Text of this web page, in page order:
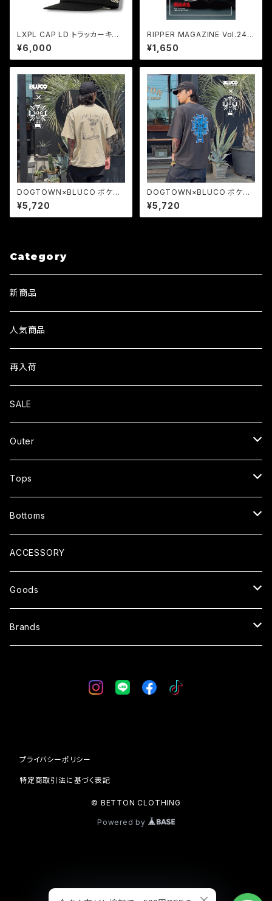
LXPL CAP LD トラッカーキャッ
プ メッシュキャップ アメカジ
¥6,000
RIPPER MAGAZINE Vol.24
リッパーマガジン24号
¥1,650
DOGTOWN×BLUCO ポケット
Tシャツ -Gonz- MARK GON
ZALES コラボTシャツ
¥5,720
DOGTOWN×BLUCO ポケット
Tシャツ -Logo- コラボTシャ
ツ メンズ
¥5,720
Category
新商品
人気商品
再入荷
SALE
Outer
JACKET
CARDIGAN
COAT
Tops
T-SHIRTS
SHIRTS
SWEATER
SWEAT
Bottoms
PANTS
SHORTS
OVERALL
ACCESSORY
Goods
SUNGLASSES
WALLET
TATTOO FLASH
Brands
DRESS HIPPY
ViSE CLOTHiNG
プライバシーポリシー
特定商取引法に基づく表記
© BETTON CLOTHING
Powered by